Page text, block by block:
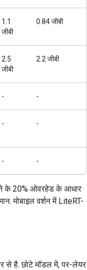
1.1
जीबी
0.84 जीबी
2.5
जीबी
2.2 जीबी
- -
- -
- -
के 20% ओवरहेड के आधार
मोबाइल वर्शन में LiteRT-
से है. छोटे मॉडल में, पर-लेयर